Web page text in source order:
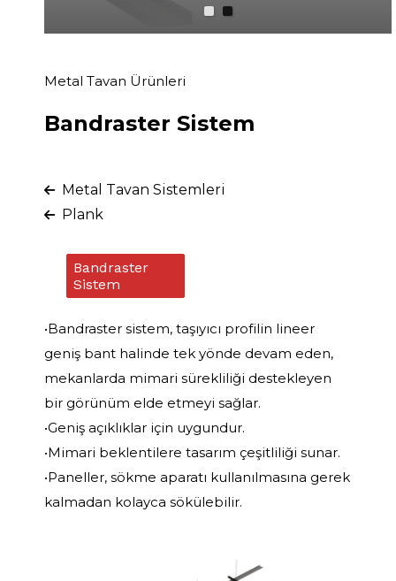
Metal Tavan Ürünleri
Bandraster Sistem
Metal Tavan Sistemleri
Plank
Bandraster
Sistem
•Bandraster sistem, taşıyıcı profilin lineer
geniş bant halinde tek yönde devam eden,
mekanlarda mimari sürekliliği destekleyen
bir görünüm elde etmeyi sağlar.
•Geniş açıklıklar için uygundur.
•Mimari beklentilere tasarım çeşitliliği sunar.
•Paneller, sökme aparatı kullanılmasına gerek
kalmadan kolayca sökülebilir.